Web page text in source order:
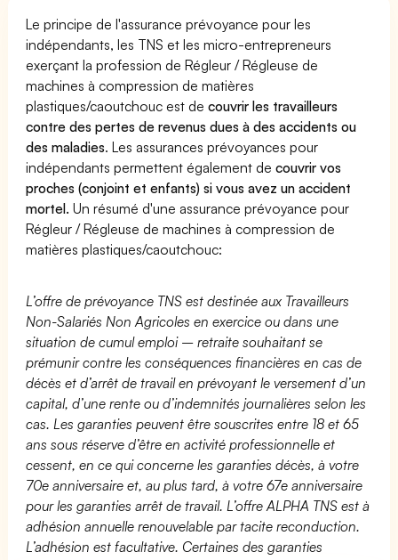
Le principe de l'assurance prévoyance pour les
indépendants, les TNS et les micro-entrepreneurs
exerçant la profession de Régleur / Régleuse de
machines à compression de matières
plastiques/caoutchouc est decouvrir les travailleurs
contre des pertes de revenus dues à des accidents ou
des maladies. Les assurances prévoyances pour
indépendants permettent également decouvrir vos
proches (conjoint et enfants) si vous avez un accident
mortel. Un résumé d'une assurance prévoyance pour
Régleur / Régleuse de machines à compression de
matières plastiques/caoutchouc:
L’offre de prévoyance TNS est destinée aux Travailleurs
Non-Salariés Non Agricoles en exercice ou dans une
situation de cumul emploi – retraite souhaitant se
prémunir contre les conséquences financières en cas de
décès et d’arrêt de travail en prévoyant le versement d’un
capital, d’une rente ou d’indemnités journalières selon les
cas. Les garanties peuvent être souscrites entre 18 et 65
ans sous réserve d’être en activité professionnelle et
cessent, en ce qui concerne les garanties décès, à votre
70e anniversaire et, au plus tard, à votre 67e anniversaire
pour les garanties arrêt de travail. L’offre ALPHA TNS est à
adhésion annuelle renouvelable par tacite reconduction.
L’adhésion est facultative. Certaines des garanties